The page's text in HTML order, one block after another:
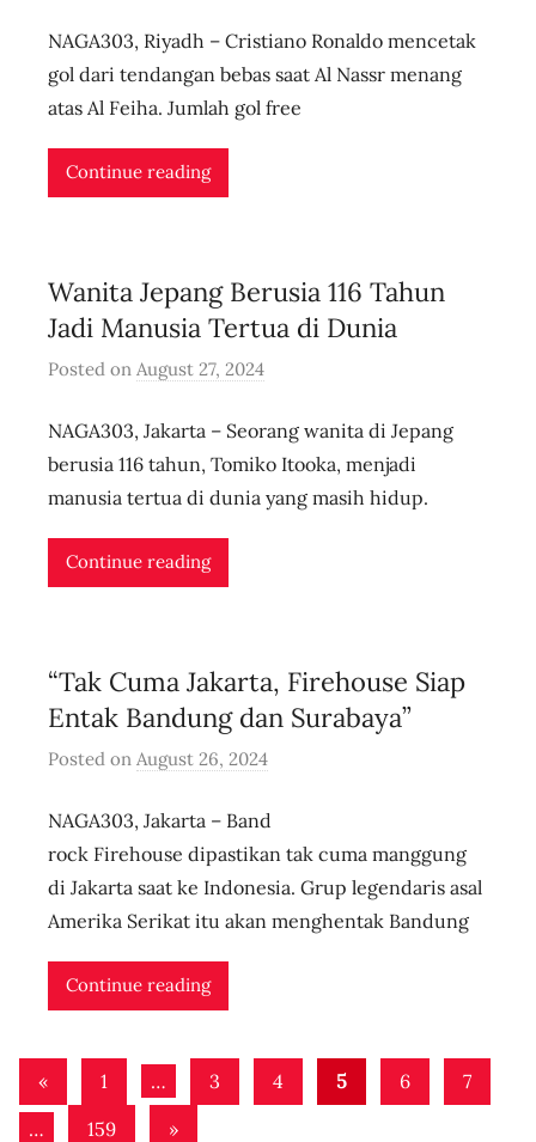
u
s
e
i
v
NAGA303, Riyadh – Cristiano Ronaldo mencetak
gol dari tendangan bebas saat Al Nassr menang
atas Al Feiha. Jumlah gol free
Continue reading
Wanita Jepang Berusia 116 Tahun
Jadi Manusia Tertua di Dunia
Posted on August 27, 2024
u
s
e
i
v
NAGA303, Jakarta – Seorang wanita di Jepang
berusia 116 tahun, Tomiko Itooka, menjadi
manusia tertua di dunia yang masih hidup.
Continue reading
“Tak Cuma Jakarta, Firehouse Siap
Entak Bandung dan Surabaya”
Posted on August 26, 2024
u
s
e
r
v
NAGA303, Jakarta – Band
rock Firehouse dipastikan tak cuma manggung
di Jakarta saat ke Indonesia. Grup legendaris asal
Amerika Serikat itu akan menghentak Bandung
Continue reading
Posts
pagination
«Previous
Posts
1 … 3 4 5 6
7
…
159
Next
»